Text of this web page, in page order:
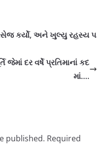
કર્યો, અને ખુલ્યુ રહસ્ય પ
જેમાં દર વર્ષે પ્રતિમાનાં કદ
માં….
published. Required